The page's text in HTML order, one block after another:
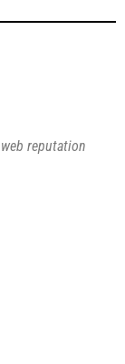
reputation